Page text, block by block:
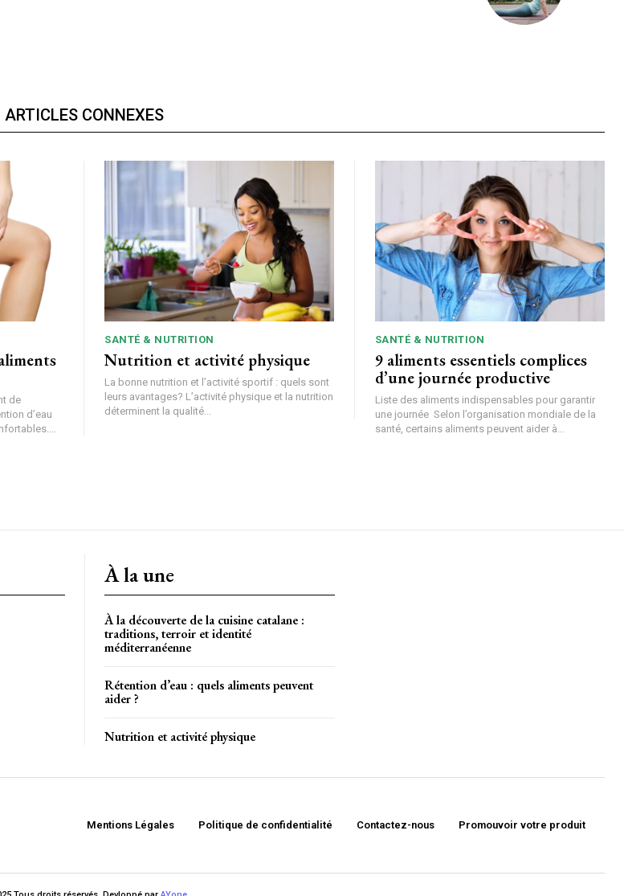
ARTICLES CONNEXES
de
d’eau
SANTÉ & NUTRITION
Nutrition et activité physique
La bonne nutrition et l’activité sportif : quels sont
leurs avantages? L’activité physique et la nutrition
déterminent la qualité...
SANTÉ & NUTRITION
9 aliments essentiels complices
d’une journée productive
Liste des aliments indispensables pour garantir
une journée Selon l’organisation mondiale de la
santé, certains aliments peuvent aider à...
À la une
À la découverte de la cuisine catalane :
traditions, terroir et identité
méditerranéenne
Rétention d’eau : quels aliments peuvent
aider ?
Nutrition et activité physique
Mentions Légales Politique de confidentialité Contactez-nous Promouvoir votre produit